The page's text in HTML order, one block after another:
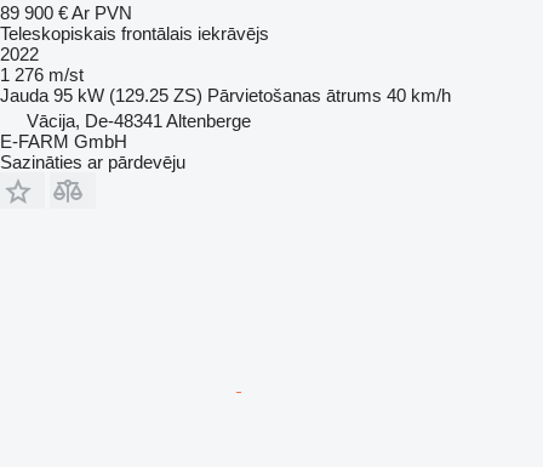
89 900 €Ar PVN
Teleskopiskais frontālais iekrāvējs
2022
1 276 m/st
Jauda 95 kW (129.25 ZS) Pārvietošanas ātrums 40 km/h
Vācija, De-48341 Altenberge
E-FARM GmbH
Sazināties ar pārdevēju